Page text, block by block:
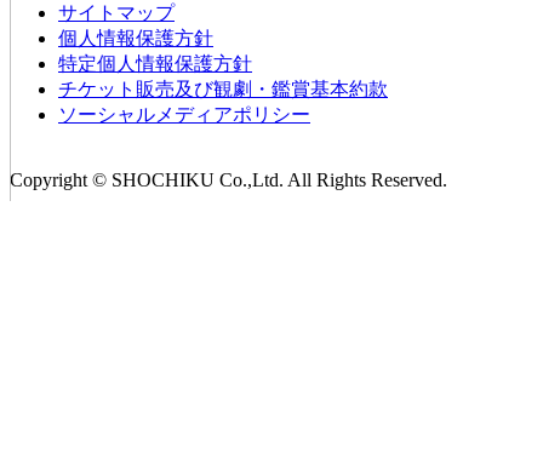
サイトマップ
個人情報保護方針
特定個人情報保護方針
チケット販売及び観劇・鑑賞基本約款
ソーシャルメディアポリシー
Copyright © SHOCHIKU Co.,Ltd. All Rights Reserved.